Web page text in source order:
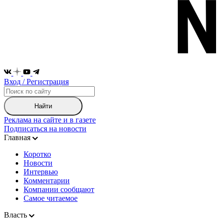
Вход / Регистрация
Найти
Реклама на сайте и в газете
Подписаться на новости
Главная
Коротко
Новости
Интервью
Комментарии
Компании сообщают
Самое читаемое
Власть